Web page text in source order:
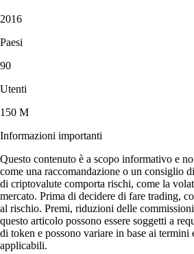
2016
Paesi
90
Utenti
150 M
Informazioni importanti
Questo contenuto è a scopo informativo e
come una raccomandazione o un consiglio
di criptovalute comporta rischi, come la
mercato. Prima di decidere di fare trading,
al rischio. Premi, riduzioni delle
questo articolo possono essere soggetti a
di token e possono variare in base ai termini
applicabili.